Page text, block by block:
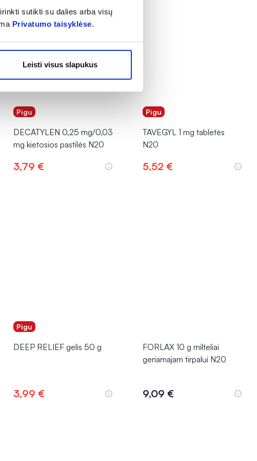
sutikti su dalies arba visų
Privatumo taisyklėse.
Leisti visus slapukus
Pigu
DECATYLEN 0,25 mg/0,03
mg kietosios pastilės N20
3,79 €
Pigu
TAVEGYL 1 mg tabletės
N20
5,52 €
Pigu
DEEP RELIEF gelis 50 g
3,99 €
FORLAX 10 g milteliai
geriamajam tirpalui N20
9,09 €